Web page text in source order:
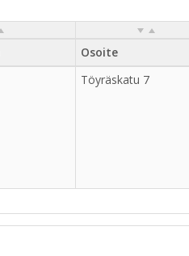
Osoite
Töyräskatu 7